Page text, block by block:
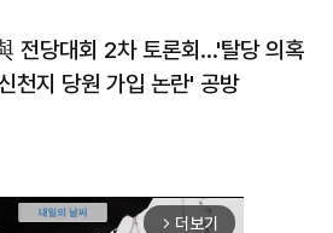
전당대회 2차 토론회…'탈당 의혹
천지 당원 가입 논란' 공방
arrow_forward_ios 더보기